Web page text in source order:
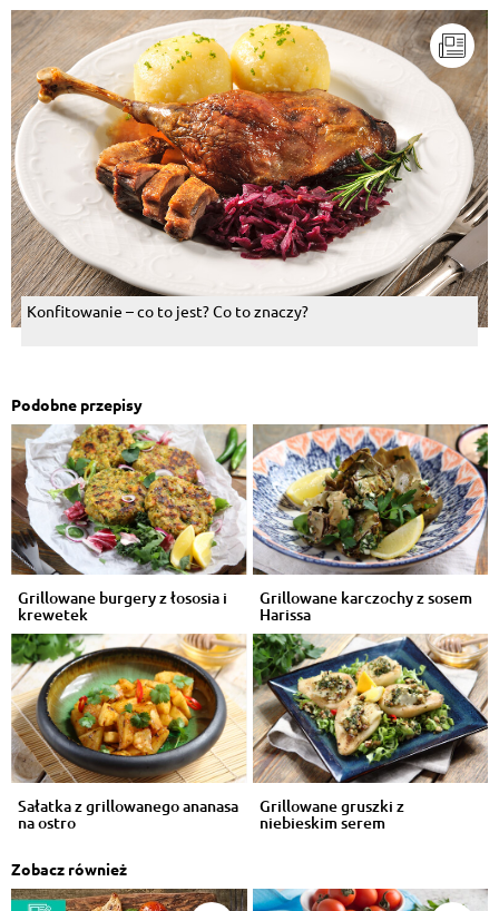
Konfitowanie – co to jest? Co to znaczy?
Podobne przepisy
Grillowane burgery z łososia i
krewetek
Grillowane karczochy z sosem
Harissa
Sałatka z grillowanego ananasa
na ostro
Grillowane gruszki z
niebieskim serem
Zobacz również